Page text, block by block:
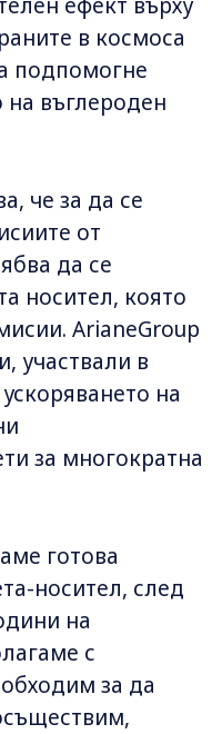
ефект върху
в космоса
подпомогне
на въглероден
че за да се
от
да се
носител, която
ArianeGroup
участвали в
на
за многократна
готова
носител, след
на
с
за да